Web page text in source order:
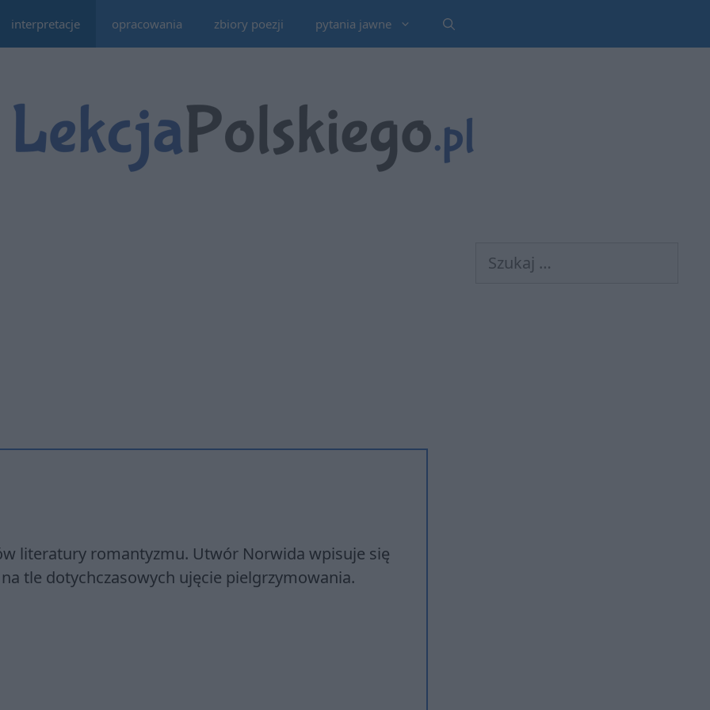
interpretacje opracowania zbiory poezji pytania jawne
literatury romantyzmu. Utwór Norwida wpisuje się
tle dotychczasowych ujęcie pielgrzymowania.